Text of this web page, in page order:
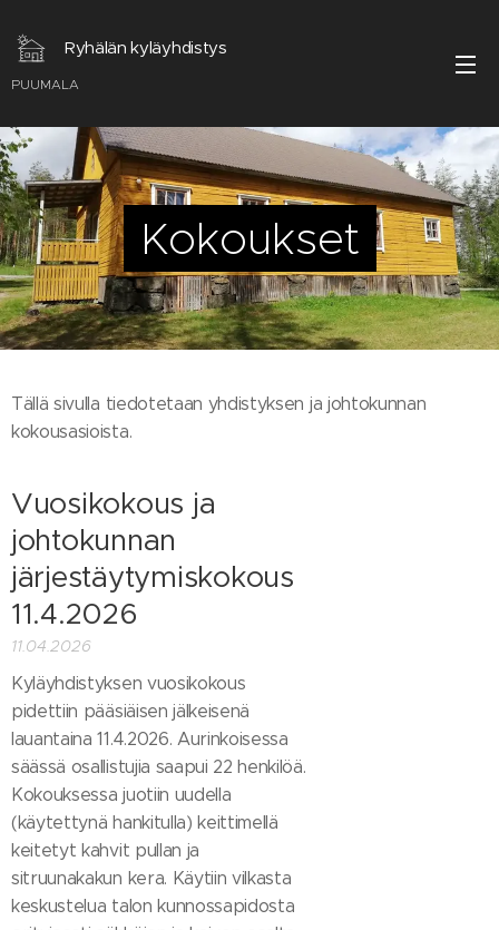
Ryhälän kyläyhdistys
PUUMALA
Kokoukset
Tällä sivulla tiedotetaan yhdistyksen ja johtokunnan
kokousasioista.
Vuosikokous ja
johtokunnan
järjestäytymiskokous
11.4.2026
11.04.2026
Kyläyhdistyksen vuosikokous
pidettiin pääsiäisen jälkeisenä
lauantaina 11.4.2026. Aurinkoisessa
säässä osallistujia saapui 22 henkilöä.
Kokouksessa juotiin uudella
(käytettynä hankitulla) keittimellä
keitetyt kahvit pullan ja
sitruunakakun kera. Käytiin vilkasta
keskustelua talon kunnossapidosta